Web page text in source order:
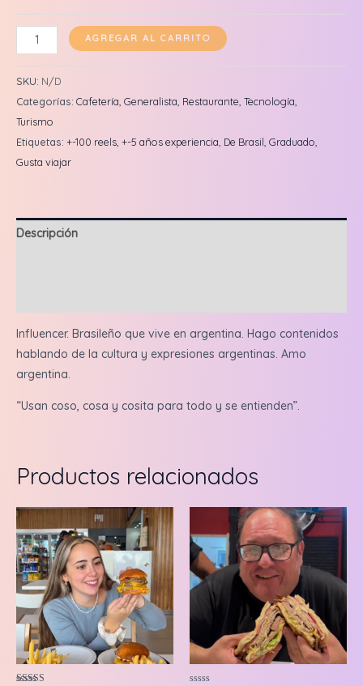
Vinicius
Scofield:
Reel
en
feed
+
3
AGREGAR AL CARRITO
SKU: N/D
Categorías: Cafetería, Generalista, Restaurante, Tecnología,
Turismo
Etiquetas: +-100 reels, +-5 años experiencia, De Brasil, Graduado,
Gusta viajar
Descripción
Influencer. Brasileño que vive en argentina. Hago contenidos
hablando de la cultura y expresiones argentinas. Amo
argentina.
“Usan coso, cosa y cosita para todo y se entienden”.
Productos relacionados